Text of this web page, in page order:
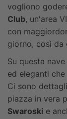
vogliono
Club, un'area
con
giorno, così da
Su questa
ed eleganti
Ci sono
piazza in vera
Swaroski e